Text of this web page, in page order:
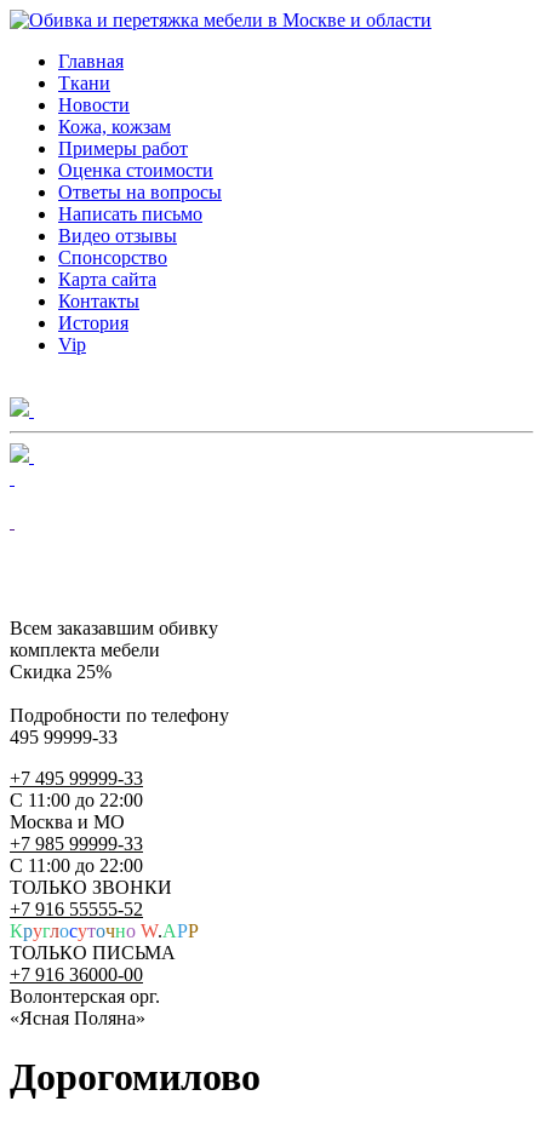
Главная
Ткани
Новости
Кожа, кожзам
Примеры работ
Оценка стоимости
Ответы на вопросы
Написать письмо
Видео отзывы
Спонсорство
Карта сайта
Контакты
История
Vip
Всем заказавшим обивку
комплекта мебели
Скидка 25%
Подробности по телефону
495 99999-33
+7 495 99999-33
С 11:00 до 22:00
Москва и МО
+7 985 99999-33
С 11:00 до 22:00
ТОЛЬКО ЗВОНКИ
+7 916 55555-52
Круглосуточно W.APP
ТОЛЬКО ПИСЬМА
+7 916 36000-00
Волонтерская орг.
«Ясная Поляна»
Дорогомилово